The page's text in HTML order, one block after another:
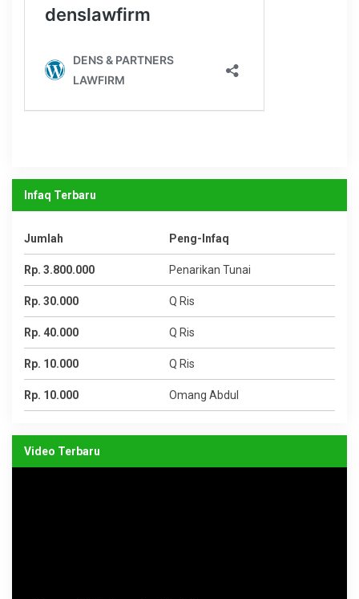
Infaq Terbaru
Jumlah Peng-Infaq
Rp. 3.800.000 Penarikan Tunai
Rp. 30.000 Q Ris
Rp. 40.000 Q Ris
Rp. 10.000 Q Ris
Rp. 10.000 Omang Abdul
Video Terbaru